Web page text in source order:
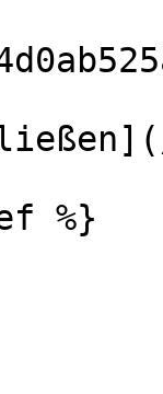
%}